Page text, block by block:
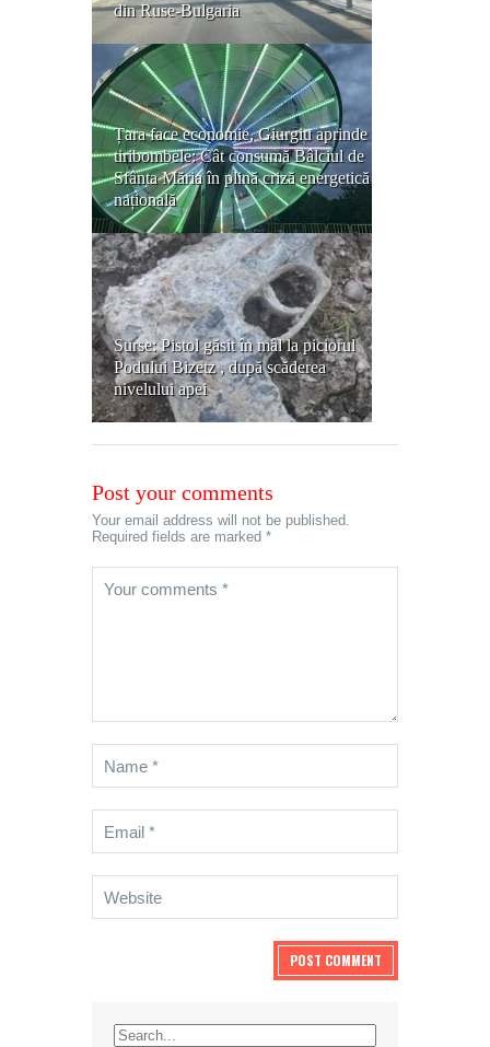
din Ruse-Bulgaria
Țara face economie, Giurgiu aprinde
tiribombele: Cât consumă Bâlciul de
Sfânta Măria în plină criză energetică
națională
Surse: Pistol găsit în mâl la piciorul
Podului Bizetz , după scăderea
nivelului apei
Post your comments
Your email address will not be published.
Required fields are marked *